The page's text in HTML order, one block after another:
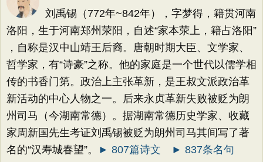
刘禹锡（772年~842年），字梦得，籍贯河南
洛阳，生于河南郑州荥阳，自述“家本荥上，籍占洛阳”
，自称是汉中山靖王后裔。唐朝时期大臣、文学家、
哲学家，有“诗豪”之称。他的家庭是一个世代以儒学相
传的书香门第。政治上主张革新，是王叔文派政治革
新活动的中心人物之一。后来永贞革新失败被贬为朗
州司马（今湖南常德）。据湖南常德历史学家、收藏
家周新国先生考证刘禹锡被贬为朗州司马其间写了著
名的“汉寿城春望”。
► 807篇诗文 ► 837条名句